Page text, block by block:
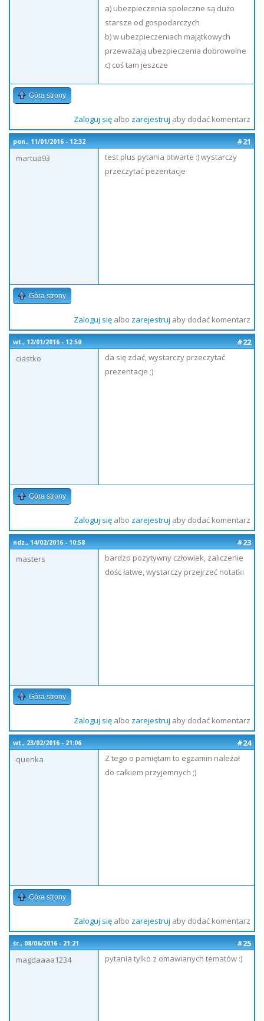
a) ubezpieczenia społeczne są dużo
starsze od gospodarczych
b) w ubezpieczeniach majątkowych
przeważają ubezpieczenia dobrowolne
c) coś tam jeszcze
Góra strony
Zaloguj sięalbo zarejestruj aby dodać komentarz
pon., 11/01/2016 - 12:32
#21
martua93
test plus pytania otwarte :) wystarczy
przeczytać pezentacje
Góra strony
Zaloguj sięalbo zarejestruj aby dodać komentarz
wt., 12/01/2016 - 12:50
#22
ciastko
da się zdać, wystarczy przeczytać
prezentacje ;)
Góra strony
Zaloguj sięalbo zarejestruj aby dodać komentarz
ndz., 14/02/2016 - 10:58
#23
masters
bardzo pozytywny człowiek, zaliczenie
dośc łatwe, wystarczy przejrzeć notatki
Góra strony
Zaloguj sięalbo zarejestruj aby dodać komentarz
wt., 23/02/2016 - 21:06
#24
quenka
Z tego o pamiętam to egzamin należał
do całkiem przyjemnych ;)
Góra strony
Zaloguj sięalbo zarejestruj aby dodać komentarz
śr., 08/06/2016 - 21:21
#25
magdaaaa1234
pytania tylko z omawianych tematów :)